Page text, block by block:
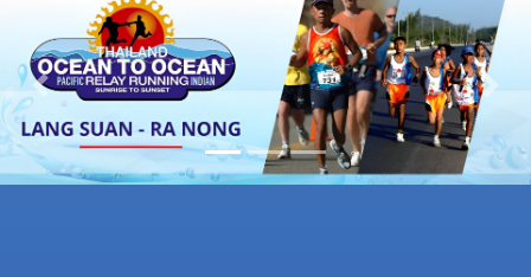
Previous Next